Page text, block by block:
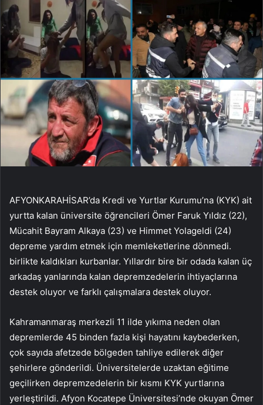
AFYONKARAHİSAR’da Kredi ve Yurtlar Kurumu’na (KYK) ait
yurtta kalan üniversite öğrencileri Ömer Faruk Yıldız (22),
Mücahit Bayram Alkaya (23) ve Himmet Yolageldi (24)
depreme yardım etmek için memleketlerine dönmedi.
birlikte kaldıkları kurbanlar. Yıllardır bire bir odada kalan üç
arkadaş yanlarında kalan depremzedelerin ihtiyaçlarına
destek oluyor ve farklı çalışmalara destek oluyor.
Kahramanmaraş merkezli 11 ilde yıkıma neden olan
depremlerde 45 binden fazla kişi hayatını kaybederken,
çok sayıda afetzede bölgeden tahliye edilerek diğer
şehirlere gönderildi. Üniversitelerde uzaktan eğitime
geçilirken depremzedelerin bir kısmı KYK yurtlarına
yerleştirildi. Afyon Kocatepe Üniversitesi’nde okuyan Ömer